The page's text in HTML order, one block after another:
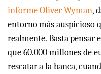
informe Oliver Wyman,
entorno más auspicioso
realmente. Basta pensar
que 60.000 millones de
rescatar a la banca,